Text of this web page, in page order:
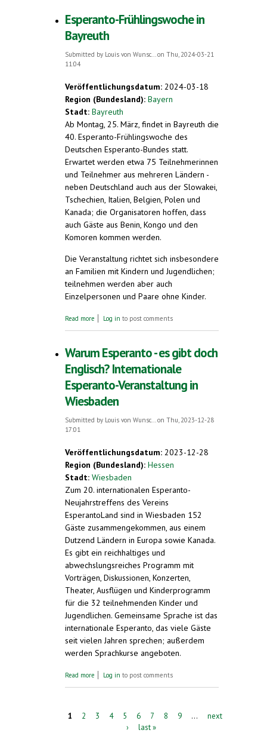
Esperanto-Frühlingswoche in
Bayreuth
Submitted by Louis von Wunsc...on Thu, 2024-03-21
11:04
Veröffentlichungsdatum: 2024-03-18
Region (Bundesland): Bayern
Stadt: Bayreuth
Ab Montag, 25. März, findet in Bayreuth die
40. Esperanto-Frühlingswoche des
Deutschen Esperanto-Bundes statt.
Erwartet werden etwa 75 Teilnehmerinnen
und Teilnehmer aus mehreren Ländern -
neben Deutschland auch aus der Slowakei,
Tschechien, Italien, Belgien, Polen und
Kanada; die Organisatoren hoffen, dass
auch Gäste aus Benin, Kongo und den
Komoren kommen werden.
Die Veranstaltung richtet sich insbesondere
an Familien mit Kindern und Jugendlichen;
teilnehmen werden aber auch
Einzelpersonen und Paare ohne Kinder.
Read more about Esperanto-Frühlingswoche in
Log in to post comments
Warum Esperanto - es gibt doch
Englisch? Internationale
Esperanto-Veranstaltung in
Wiesbaden
Submitted by Louis von Wunsc...on Thu, 2023-12-28
17:01
Veröffentlichungsdatum: 2023-12-28
Region (Bundesland): Hessen
Stadt: Wiesbaden
Zum 20. internationalen Esperanto-
Neujahrstreffens des Vereins
EsperantoLand sind in Wiesbaden 152
Gäste zusammengekommen, aus einem
Dutzend Ländern in Europa sowie Kanada.
Es gibt ein reichhaltiges und
abwechslungsreiches Programm mit
Vorträgen, Diskussionen, Konzerten,
Theater, Ausflügen und Kinderprogramm
für die 32 teilnehmenden Kinder und
Jugendlichen. Gemeinsame Sprache ist das
internationale Esperanto, das viele Gäste
seit vielen Jahren sprechen; außerdem
werden Sprachkurse angeboten.
Read more about Warum Esperanto - es gibt doch
Log in to post comments
Pages
1 2 3 4 5 6 7 8 9 …
next
›
last »